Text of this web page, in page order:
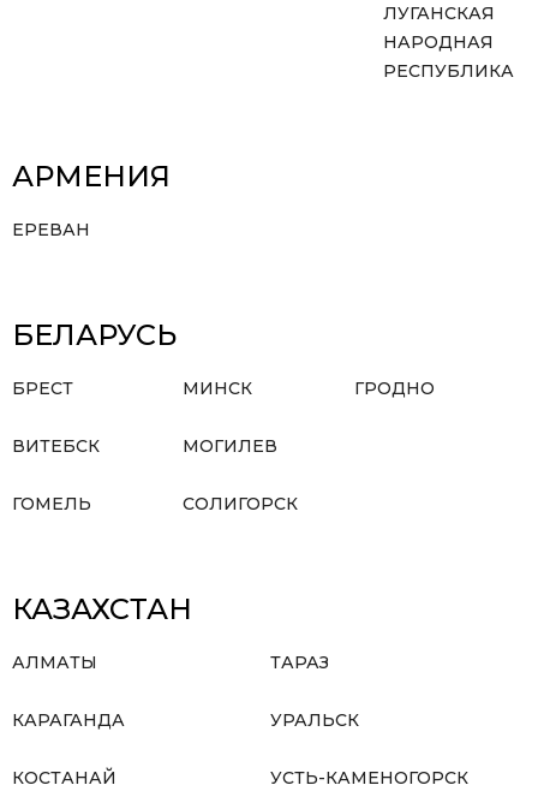
ЛУГАНСКАЯ
НАРОДНАЯ
РЕСПУБЛИКА
АРМЕНИЯ
ЕРЕВАН
БЕЛАРУСЬ
БРЕСТ
ВИТЕБСК
ГОМЕЛЬ
МИНСК
МОГИЛЕВ
СОЛИГОРСК
ГРОДНО
КАЗАХСТАН
АЛМАТЫ
КАРАГАНДА
КОСТАНАЙ
ТАРАЗ
УРАЛЬСК
УСТЬ-КАМЕНОГОРСК